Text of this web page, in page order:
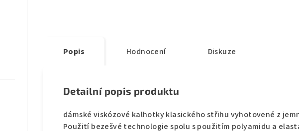
Popis Hodnocení Diskuze
Detailní popis produktu
dámské viskózové kalhotky klasického střihu vyhotovené z
Použití bezešvé technologie spolu s použitím polyamidu a